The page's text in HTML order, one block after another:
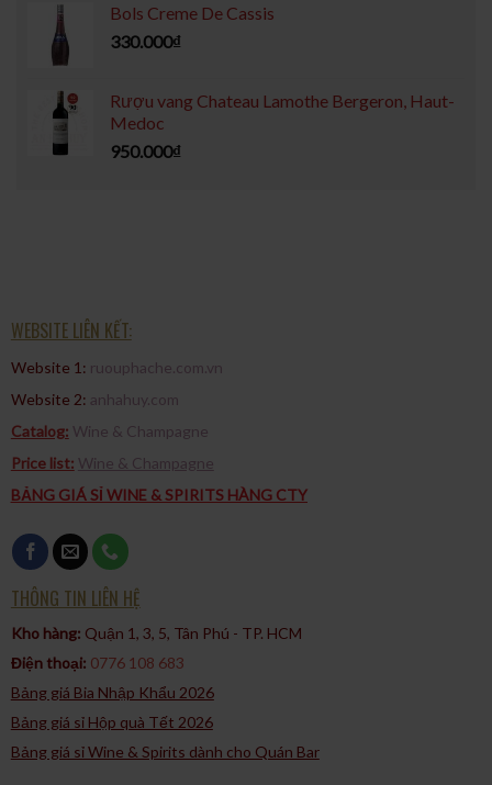
Bols Creme De Cassis
330.000₫
Rượu vang Chateau Lamothe Bergeron, Haut-
Medoc
950.000₫
WEBSITE LIÊN KẾT:
Website 1: ruouphache.com.vn
Website 2: anhahuy.com
Catalog: Wine & Champagne
Price list: Wine & Champagne
BẢNG GIÁ SỈ WINE & SPIRITS HÀNG CTY
THÔNG TIN LIÊN HỆ
Kho hàng: Quận 1, 3, 5, Tân Phú - TP. HCM​
Điện thoại: 0776 108 683
Bảng giá Bia Nhập Khẩu 2026
Bảng giá sỉ Hộp quà Tết 2026
Bảng giá sỉ Wine & Spirits dành cho Quán Bar